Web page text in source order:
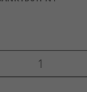
si compra
pedidos desde
ofertas.